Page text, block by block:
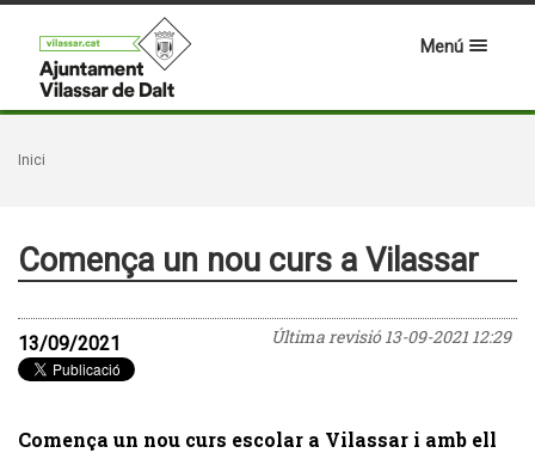
Menú
Inici
Comença un nou curs a Vilassar
Última revisió13-09-2021 12:29
13/09/2021
Comença un nou curs escolar a Vilassar i amb ell